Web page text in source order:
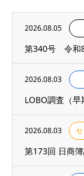
2026.08.05
第340号 令和
2026.08.03
LOBO調査（
2026.08.03
第173回 日商